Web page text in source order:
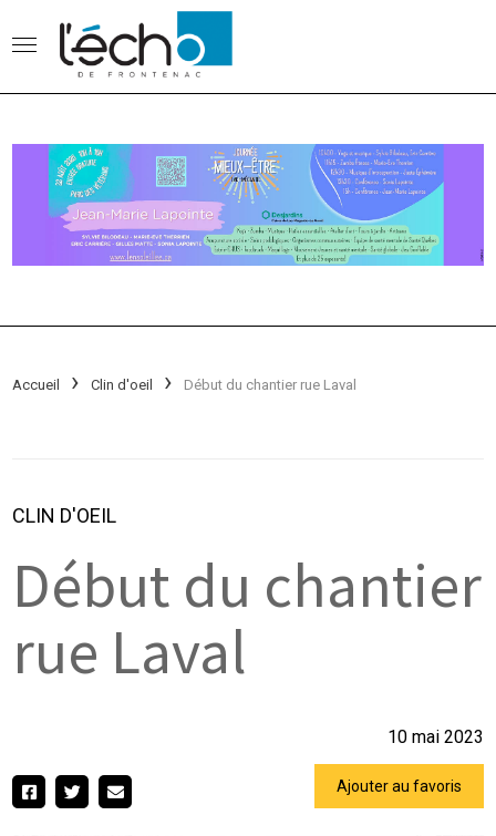
Accueil Clin d'oeil Début du chantier rue Laval
CLIN D'OEIL
Début du chantier
rue Laval
10 mai 2023
Ajouter au favoris